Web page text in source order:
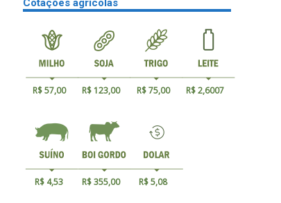
Cotações agrícolas
R$ 57,00 R$ 123,00 R$ 75,00 R$ 2,6007
R$ 4,53 R$ 355,00 R$ 5,08